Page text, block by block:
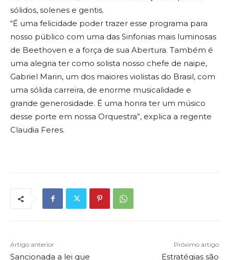
sólidos, solenes e gentis.
“É uma felicidade poder trazer esse programa para
nosso público com uma das Sinfonias mais luminosas
de Beethoven e a força de sua Abertura. Também é
uma alegria ter como solista nosso chefe de naipe,
Gabriel Marin, um dos maiores violistas do Brasil, com
uma sólida carreira, de enorme musicalidade e
grande generosidade. É uma honra ter um músico
desse porte em nossa Orquestra”, explica a regente
Claudia Feres.
Artigo anterior
Sancionada a lei que
Próximo artigo
Estratégias são